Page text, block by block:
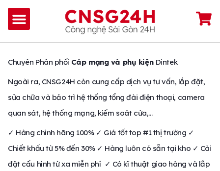
Chuyên Phân phối Cáp mạng và phụ kiện Dintek
Ngoài ra, CNSG24H còn cung cấp dịch vụ tư vấn, lắp đặt,
sửa chữa và bảo trì hệ thống tổng đài điện thoại, camera
quan sát, hệ thống mạng, kiểm soát cửa,…
✓ Hàng chính hãng 100% ✓ Giá tốt top #1 thị trường ✓
Chiết khấu từ 5% đến 30% ✓ Hàng luôn có sẵn tại kho ✓ Cài
đặt cấu hình từ xa miễn phí ✓ Có kĩ thuật giao hàng và lắp